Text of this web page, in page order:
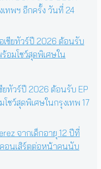
ทพฯ อีกครั้ง วันที่ 24
ชียทัวร์ปี 2026 ต้อนรับ EP
โชว์สุดพิเศษในกรุงเทพ 17